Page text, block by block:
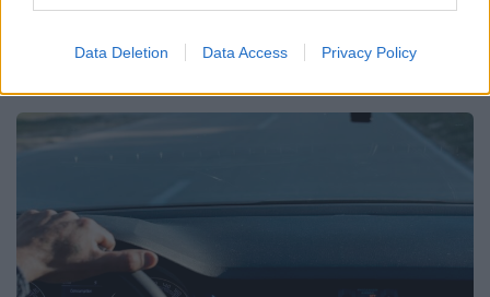
Data Deletion Data Access Privacy Policy
Friday; Αυτά πρέπει να τσεκάρεις πριν
καταλήξεις